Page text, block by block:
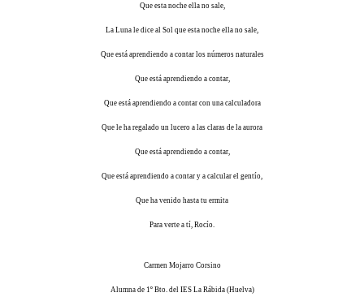
Que esta noche ella no sale,
La Luna le dice al Sol que esta noche ella no sale,
Que está aprendiendo a contar los números naturales
Que está aprendiendo a contar,
Que está aprendiendo a contar con una calculadora
Que le ha regalado un lucero a las claras de la aurora
Que está aprendiendo a contar,
Que está aprendiendo a contar y a calcular el gentío,
Que ha venido hasta tu ermita
Para verte a tí, Rocío.
Carmen Mojarro Corsino
Alumna de 1º Bto. del IES La Rábida (Huelva)